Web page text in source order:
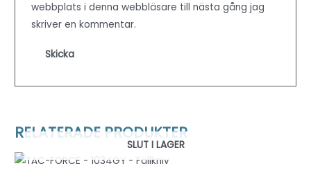
webbplats i denna webbläsare till nästa gång jag
skriver en kommentar.
RELATERADE PRODUKTER
SLUT I LAGER